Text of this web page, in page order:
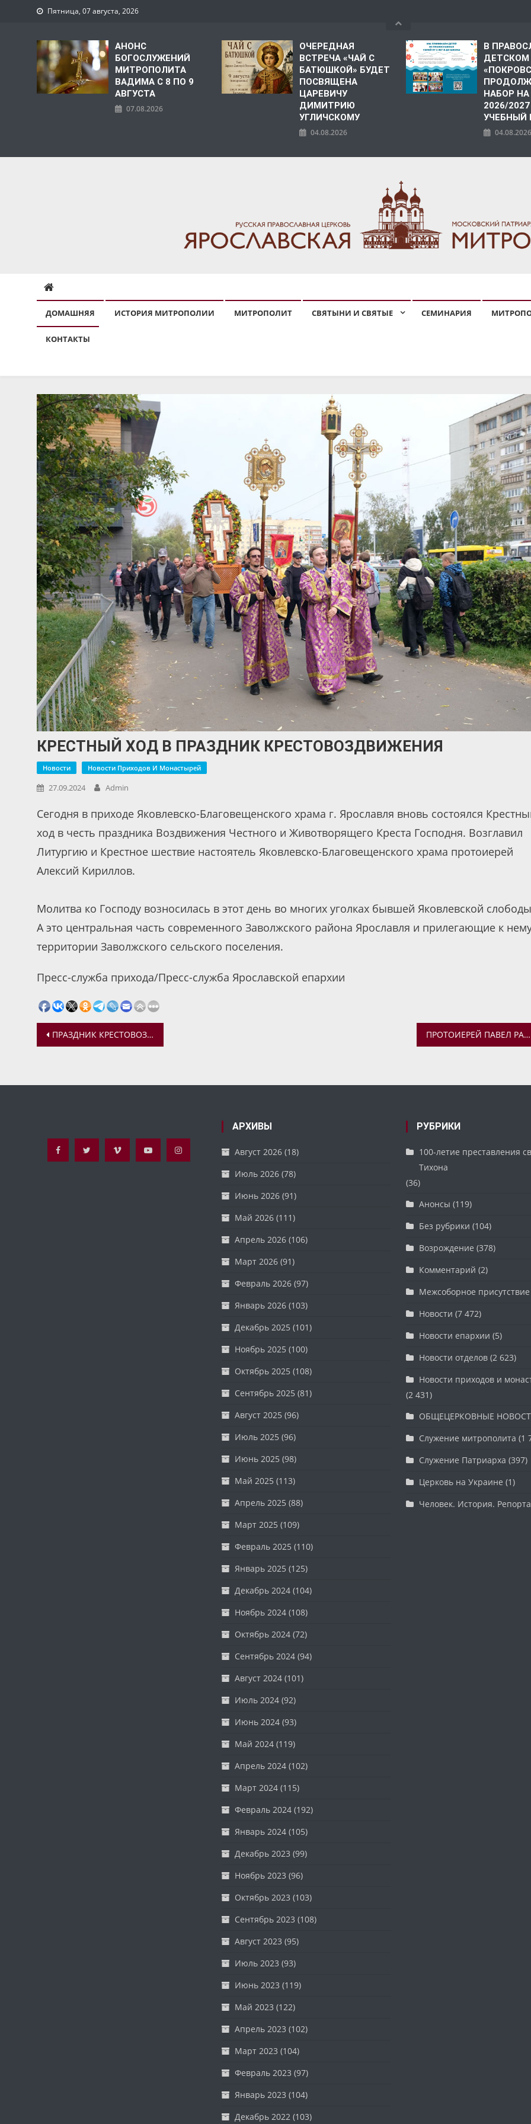
Пятница, 07 августа, 2026
АНОНС
БОГОСЛУЖЕНИЙ
МИТРОПОЛИТА
ВАДИМА С 8 ПО 9
АВГУСТА
07.08.2026
ОЧЕРЕДНАЯ
ВСТРЕЧА «ЧАЙ С
БАТЮШКОЙ» БУДЕТ
ПОСВЯЩЕНА
ЦАРЕВИЧУ
ДИМИТРИЮ
УГЛИЧСКОМУ
04.08.2026
В
ДЕТСКОМ
НАБОР
2026/2027
УЧЕБНЫЙ
04.08.2026
ДОМАШНЯЯ ИСТОРИЯ МИТРОПОЛИИ МИТРОПОЛИТ СВЯТЫНИ И СВЯТЫЕ СЕМИНАРИЯ
КОНТАКТЫ
КРЕСТНЫЙ ХОД В ПРАЗДНИК КРЕСТОВОЗДВИЖЕНИЯ
Новости Новости Приходов И Монастырей
27.09.2024 Admin
Сегодня в приходе Яковлевско-Благовещенского храма г. Ярославля вновь состоялся
ход в честь праздника Воздвижения Честного и Животворящего Креста Господня. Возглавил
Литургию и Крестное шествие настоятель Яковлевско-Благовещенского храма протоиерей
Алексий Кириллов.
Молитва ко Господу возносилась в этот день во многих уголках бывшей Яковлевской
А это центральная часть современного Заволжского района Ярославля и прилегающие к
территории Заволжского сельского поселения.
Пресс-служба прихода/Пресс-служба Ярославской епархии
Навигация
записям
ПРАЗДНИК КРЕСТОВОЗДВИЖЕНИЯ В ТОЛГСКОМ МОНАСТЫРЕ ПРОТОИЕРЕЙ ПАВЕЛ РАХЛИН ПРИНЯЛ УЧАСТИЕ В ВЕБИНАРЕ СИНОДАЛЬНОГО ОТДЕЛА РЕЛИГИОЗНОГО ОБРАЗОВАНИЯ И КАТЕХИЗАЦИИ
АРХИВЫ
Август 2026(18)
Июль 2026(78)
Июнь 2026(91)
Май 2026(111)
Апрель 2026(106)
Март 2026(91)
Февраль 2026(97)
Январь 2026(103)
Декабрь 2025 (101)
Ноябрь 2025 (100)
Октябрь 2025 (108)
Сентябрь 2025 (81)
Август 2025 (96)
Июль 2025 (96)
Июнь 2025 (98)
Май 2025 (113)
Апрель 2025 (88)
Март 2025 (109)
Февраль 2025 (110)
Январь 2025 (125)
Декабрь 2024(104)
Ноябрь 2024(108)
Октябрь 2024(72)
Сентябрь 2024(94)
Август 2024(101)
Июль 2024(92)
Июнь 2024(93)
Май 2024(119)
Апрель 2024(102)
Март 2024(115)
Февраль 2024(192)
Январь 2024(105)
Декабрь 2023 (99)
Ноябрь 2023 (96)
Октябрь 2023 (103)
Сентябрь 2023 (108)
Август 2023 (95)
Июль 2023 (93)
Июнь 2023 (119)
Май 2023 (122)
Апрель 2023 (102)
Март 2023 (104)
Февраль 2023 (97)
Январь 2023 (104)
Декабрь 2022(103)
РУБРИКИ
100-летие преставления
Тихона
(36)
Анонсы (119)
Без рубрики (104)
Возрождение (378)
Комментарий (2)
Межсоборное присутствие
Новости (7 472)
Новости епархии (5)
Новости отделов(2 623)
Новости приходов и
(2 431)
ОБЩЕЦЕРКОВНЫЕ
Служение митрополита (1
Служение Патриарха (397)
Церковь на Украине (1)
Человек. История.